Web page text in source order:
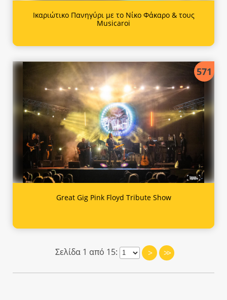
Ικαριώτικο Πανηγύρι με το Νίκο Φάκαρο & τους
Musicaroi
571
Great Gig Pink Floyd Tribute Show
Σελίδα 1 από 15: > >>